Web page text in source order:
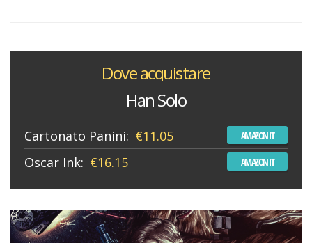
Dove acquistare
Han Solo
Cartonato Panini: €11.05 AMAZON IT
Oscar Ink: €16.15 AMAZON IT